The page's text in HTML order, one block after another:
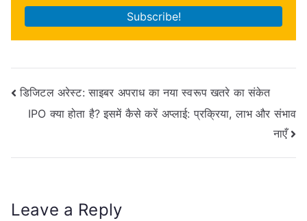
Post
navigation
डिजिटल अरेस्ट: साइबर अपराध का नया स्वरूप खतरे का संकेत
IPO क्या होता है? इसमें कैसे करें अप्लाई: प्रक्रिया, लाभ और संभाव
नाएँ
Leave a Reply